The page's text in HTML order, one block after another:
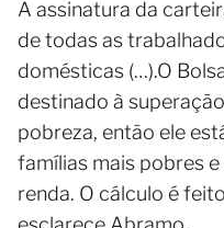
A assinatura da
de todas as
domésticas (…).O
destinado à
pobreza, então ele
famílias mais pobres
renda. O cálculo é